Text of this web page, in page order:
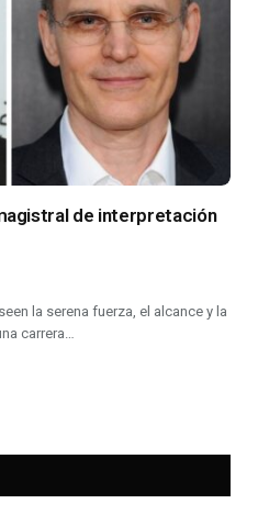
de interpretación
la serena fuerza, el alcance y la
carrera…